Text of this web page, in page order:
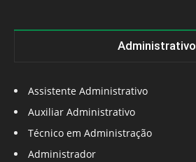
Administrativo
Assistente Administrativo
Auxiliar Administrativo
Técnico em Administração
Administrador